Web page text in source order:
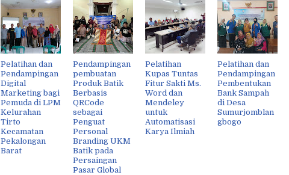
Pelatihan dan
Pendampingan
Digital
Marketing bagi
Pemuda di LPM
Kelurahan
Tirto
Kecamatan
Pekalongan
Barat
Pendampingan
pembuatan
Produk Batik
Berbasis
QRCode
sebagai
Penguat
Personal
Branding UKM
Batik pada
Persaingan
Pasar Global
Pelatihan
Kupas Tuntas
Fitur Sakti Ms.
Word dan
Mendeley
untuk
Automatisasi
Karya Ilmiah
Pelatihan dan
Pendampingan
Pembentukan
Bank Sampah
di Desa
Sumurjomblan
gbogo